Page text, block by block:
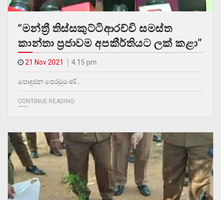
“මන්ත්‍රී තිස්සකුට්ටිආරච්චි සමස්ත
කාන්තා ප්‍රජාවම අපකීර්තියට ලක් කළා”
21 Nov 2021 4.15 pm
පොදුජන පෙරමුණේ…
CONTINUE READING